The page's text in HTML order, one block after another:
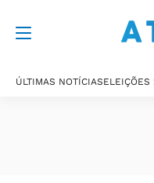
ÚLTIMAS NOTÍCIASELEIÇÕES